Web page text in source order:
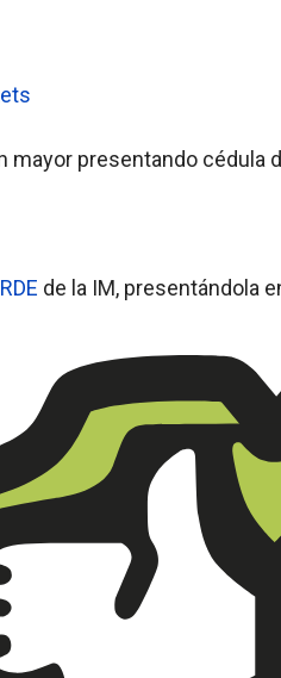
mayor presentando cédula
de la IM, presentándola